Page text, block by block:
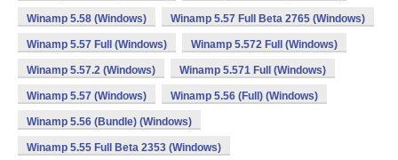
Winamp 5.58 (Windows) Winamp 5.57 Full Beta 2765 (Windows)
Winamp 5.57 Full (Windows) Winamp 5.572 Full (Windows)
Winamp 5.57.2 (Windows) Winamp 5.571 Full (Windows)
Winamp 5.57 (Windows) Winamp 5.56 (Full) (Windows)
Winamp 5.56 (Bundle) (Windows)
Winamp 5.55 Full Beta 2353 (Windows)